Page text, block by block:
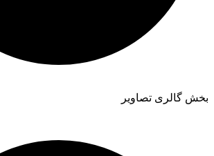
بخش گالری تصاویر